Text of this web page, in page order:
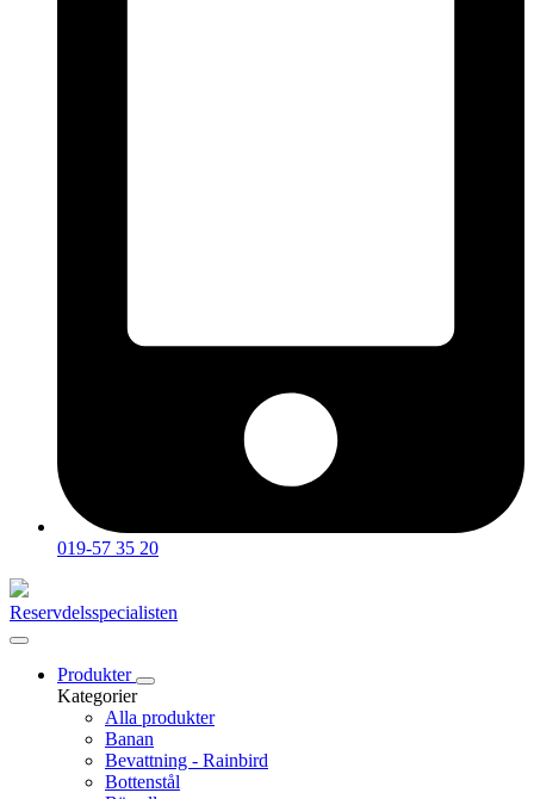
019-57 35 20
Reservdelsspecialisten
Produkter
Kategorier
Alla produkter
Banan
Bevattning - Rainbird
Bottenstål